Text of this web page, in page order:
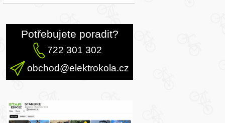
Potřebujete poradit?
722 301 302
obchod@elektrokola.cz